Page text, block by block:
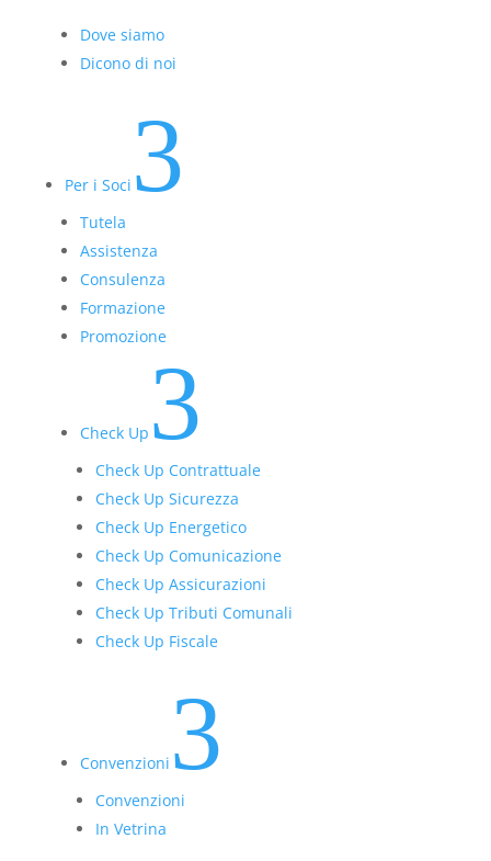
Dove siamo
Dicono di noi
Per i Soci 3
Tutela
Assistenza
Consulenza
Formazione
Promozione
Check Up 3
Check Up Contrattuale
Check Up Sicurezza
Check Up Energetico
Check Up Comunicazione
Check Up Assicurazioni
Check Up Tributi Comunali
Check Up Fiscale
Convenzioni 3
Convenzioni
In Vetrina